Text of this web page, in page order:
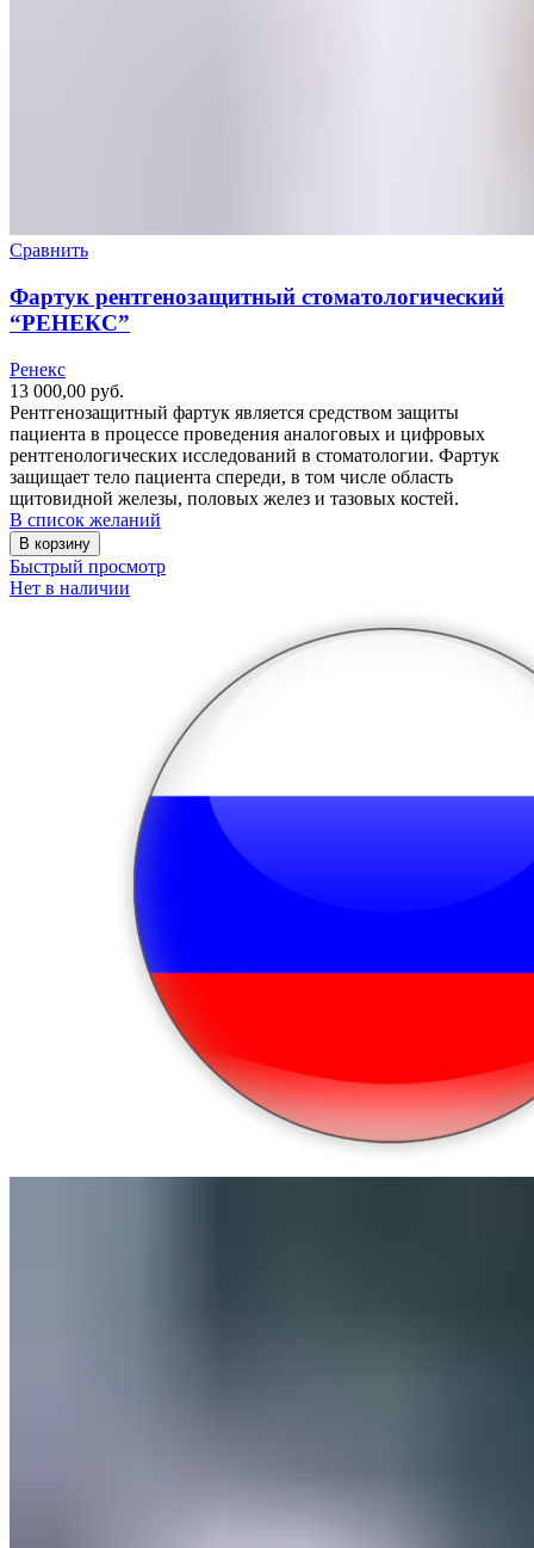
Сравнить
Фартук рентгенозащитный стоматологический
“РЕНЕКС”
Ренекс
13 000,00 руб.
Рентгенозащитный фартук является средством защиты
пациента в процессе проведения аналоговых и цифровых
рентгенологических исследований в стоматологии. Фартук
защищает тело пациента спереди, в том числе область
щитовидной железы, половых желез и тазовых костей.
В список желаний
В корзину
Быстрый просмотр
Нет в наличии